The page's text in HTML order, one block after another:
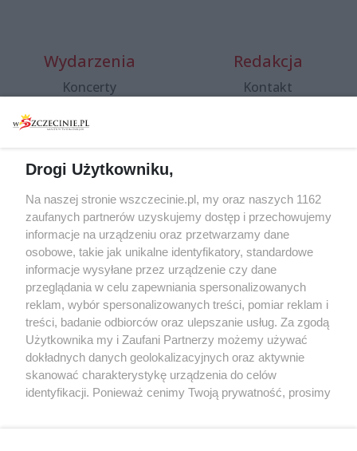
Wydarzenia
Koncerty
Spacery i oprowadzania
targi
Wernisaże
Więcej
Redakcja
Kontakt
Specjalny koncert z okazji
20. urodzin portalu
wSzczecinie.pl
Regulamin konkursów
śniadaniówka "Hej
Szczecin! Jest piątek!"
Partnerzy
Praca Szczecin
Drogi Użytkowniku,
Na naszej stronie wszczecinie.pl, my oraz naszych 1162
zaufanych partnerów uzyskujemy dostęp i przechowujemy
informacje na urządzeniu oraz przetwarzamy dane
osobowe, takie jak unikalne identyfikatory, standardowe
informacje wysyłane przez urządzenie czy dane
przeglądania w celu zapewniania spersonalizowanych
reklam, wybór spersonalizowanych treści, pomiar reklam i
treści, badanie odbiorców oraz ulepszanie usług. Za zgodą
Użytkownika my i Zaufani Partnerzy możemy używać
dokładnych danych geolokalizacyjnych oraz aktywnie
skanować charakterystykę urządzenia do celów
identyfikacji. Ponieważ cenimy Twoją prywatność, prosimy